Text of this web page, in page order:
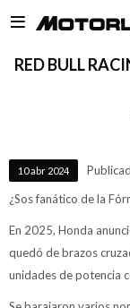

RED BULL
10abr 2024
¿Sos fanático de la
En 2025, Honda
quedó de brazos
unidades de potencia